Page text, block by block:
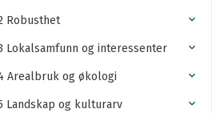
Robusthet
Lokalsamfunn og interessenter
Arealbruk og økologi
Landskap og kulturarv